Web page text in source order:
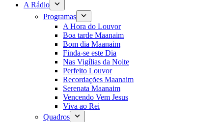
A Rádio
Programas
A Hora do Louvor
Boa tarde Maanaim
Bom dia Maanaim
Finda-se este Dia
Nas Vigílias da Noite
Perfeito Louvor
Recordações Maanaim
Serenata Maanaim
Vencendo Vem Jesus
Viva ao Rei
Quadros